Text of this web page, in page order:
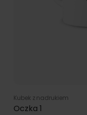
Kubek z nadrukiem
Oczka 1